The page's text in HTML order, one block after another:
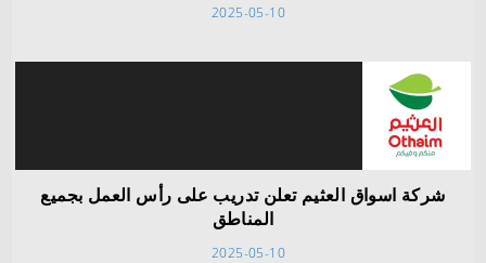
2025-05-10
شركة اسواق العثيم تعلن تدريب على رأس العمل بجميع
المناطق
2025-05-10